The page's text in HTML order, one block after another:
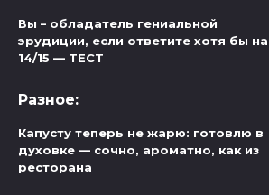
Вы – обладатель гениальной
эрудиции, если ответите хотя бы на
14/15 — ТЕСТ
Разное:
Капусту теперь не жарю: готовлю в
духовке — сочно, ароматно, как из
ресторана